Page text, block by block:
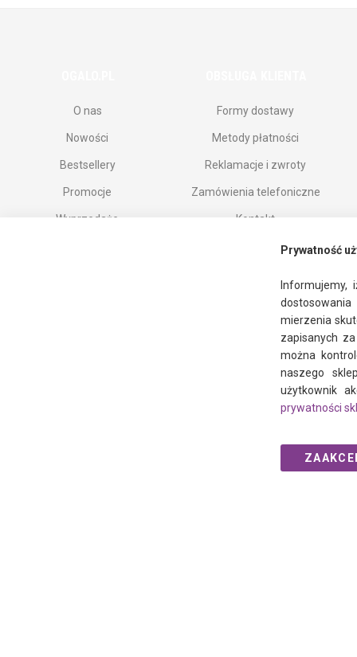
O nas
Nowości
Bestsellery
Promocje
Wyprzedaże
Formy dostawy
Metody płatności
Reklamacje i zwroty
Zamówienia telefoniczne
Kontakt
Prywatność
Informujemy,
mierzenia
zapisanych
można
naszego
użytkownik
prywatności